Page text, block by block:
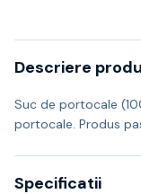
Descriere
Suc de portocale
portocale. Produs
Specificatii